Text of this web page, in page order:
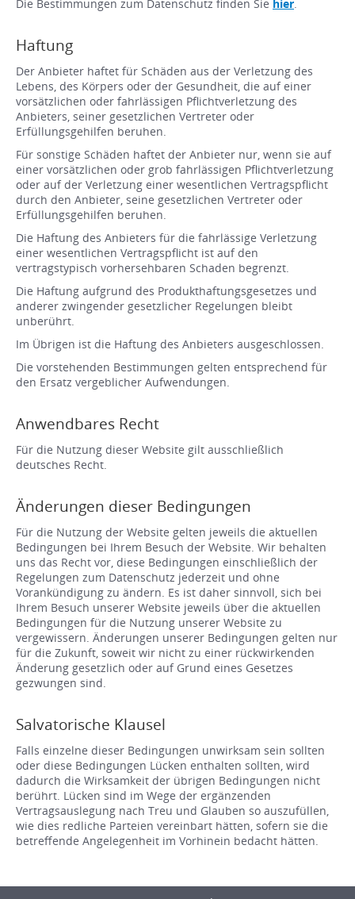
Die Bestimmungen zum Datenschutz finden Sie hier.
Haftung
Der Anbieter haftet für Schäden aus der Verletzung des
Lebens, des Körpers oder der Gesundheit, die auf einer
vorsätzlichen oder fahrlässigen Pflichtverletzung des
Anbieters, seiner gesetzlichen Vertreter oder
Erfüllungsgehilfen beruhen.
Für sonstige Schäden haftet der Anbieter nur, wenn sie auf
einer vorsätzlichen oder grob fahrlässigen Pflichtverletzung
oder auf der Verletzung einer wesentlichen Vertragspflicht
durch den Anbieter, seine gesetzlichen Vertreter oder
Erfüllungsgehilfen beruhen.
Die Haftung des Anbieters für die fahrlässige Verletzung
einer wesentlichen Vertragspflicht ist auf den
vertragstypisch vorhersehbaren Schaden begrenzt.
Die Haftung aufgrund des Produkthaftungsgesetzes und
anderer zwingender gesetzlicher Regelungen bleibt
unberührt.
Im Übrigen ist die Haftung des Anbieters ausgeschlossen.
Die vorstehenden Bestimmungen gelten entsprechend für
den Ersatz vergeblicher Aufwendungen.
Anwendbares Recht
Für die Nutzung dieser Website gilt ausschließlich
deutsches Recht.
Änderungen dieser Bedingungen
Für die Nutzung der Website gelten jeweils die aktuellen
Bedingungen bei Ihrem Besuch der Website. Wir behalten
uns das Recht vor, diese Bedingungen einschließlich der
Regelungen zum Datenschutz jederzeit und ohne
Vorankündigung zu ändern. Es ist daher sinnvoll, sich bei
Ihrem Besuch unserer Website jeweils über die aktuellen
Bedingungen für die Nutzung unserer Website zu
vergewissern. Änderungen unserer Bedingungen gelten nur
für die Zukunft, soweit wir nicht zu einer rückwirkenden
Änderung gesetzlich oder auf Grund eines Gesetzes
gezwungen sind.
Salvatorische Klausel
Falls einzelne dieser Bedingungen unwirksam sein sollten
oder diese Bedingungen Lücken enthalten sollten, wird
dadurch die Wirksamkeit der übrigen Bedingungen nicht
berührt. Lücken sind im Wege der ergänzenden
Vertragsauslegung nach Treu und Glauben so auszufüllen,
wie dies redliche Parteien vereinbart hätten, sofern sie die
betreffende Angelegenheit im Vorhinein bedacht hätten.